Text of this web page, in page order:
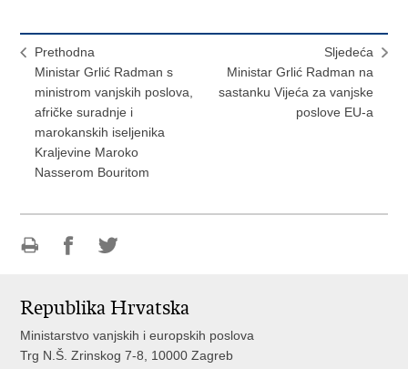
Prethodna
Ministar Grlić Radman s
ministrom vanjskih poslova,
afričke suradnje i
marokanskih iseljenika
Kraljevine Maroko
Nasserom Bouritom
Sljedeća
Ministar Grlić Radman na
sastanku Vijeća za vanjske
poslove EU-a
Facebooku
Twitteru
Republika Hrvatska
Ministarstvo vanjskih i europskih poslova
Trg N.Š. Zrinskog 7-8, 10000 Zagreb